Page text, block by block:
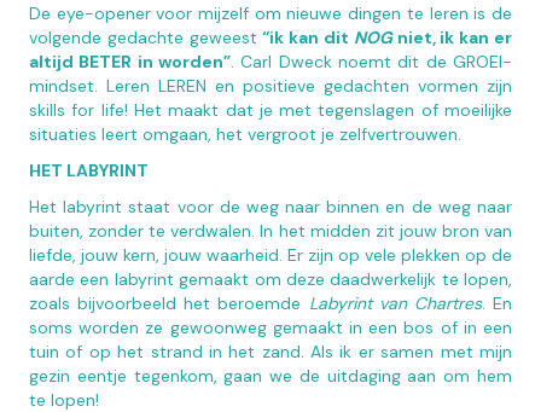
De eye-opener voor mijzelf om nieuwe dingen te leren is de
volgende gedachte geweest“ik kan dit NOG niet, ik kan er
altijd BETER in worden”. Carl Dweck noemt dit de GROEI-
mindset. Leren LEREN en positieve gedachten vormen zijn
skills for life! Het maakt dat je met tegenslagen of moeilijke
situaties leert omgaan, het vergroot je zelfvertrouwen.
HET LABYRINT
Het labyrint staat voor de weg naar binnen en de weg naar
buiten, zonder te verdwalen. In het midden zit jouw bron van
liefde, jouw kern, jouw waarheid. Er zijn op vele plekken op de
aarde een labyrint gemaakt om deze daadwerkelijk te lopen,
zoals bijvoorbeeld het beroemde Labyrint van Chartres. En
soms worden ze gewoonweg gemaakt in een bos of in een
tuin of op het strand in het zand. Als ik er samen met mijn
gezin eentje tegenkom, gaan we de uitdaging aan om hem
te lopen!